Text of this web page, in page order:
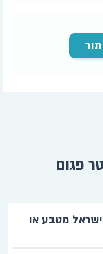
תור
פגום
מטבע או